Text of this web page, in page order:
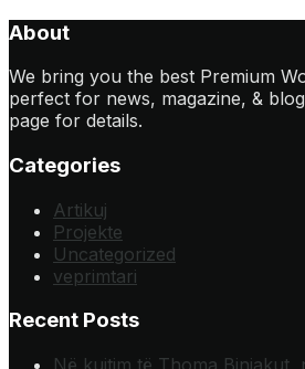
About
We bring you the best Premium
perfect for news, magazine, &
page for details.
Categories
Artikuj
Projekte
Uncategorized
veprimtari
Recent Posts